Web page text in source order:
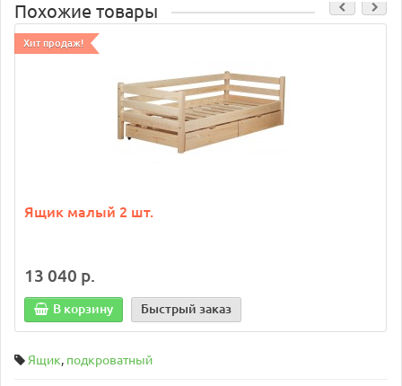
Похожие товары
Хит продаж!
Ящик малый 2 шт.
13 040 р.
В корзину Быстрый заказ
Ящик, подкроватный